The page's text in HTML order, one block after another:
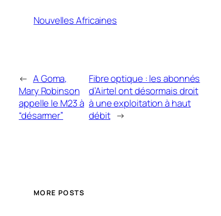
Nouvelles Africaines
← A Goma,
Mary Robinson
appelle le M23 à
“désarmer”
Fibre optique : les abonnés
d’Airtel ont désormais droit
à une exploitation à haut
débit →
MORE POSTS